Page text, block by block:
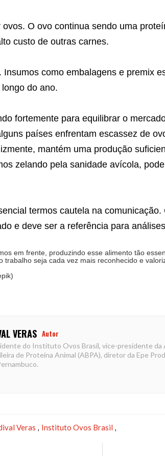
O ovo continua sendo uma
custo de outras carnes.
Insumos como embalagens e premix
do ano.
fortemente para equilibrar o
países enfrentam escassez de
mantém uma produção
zelando pela sanidade avícola,
termos cautela na
e deve ser a referência para
em frente, produzindo esse alimento tão
trabalho seja cada vez mais reconhecido e
VERAS Autor
do Instituto Ovos Brasil, vice-presidente da
de Proteína Animal (ABPA), diretor da Epe
Veras , Instituto Ovos Brasil ,